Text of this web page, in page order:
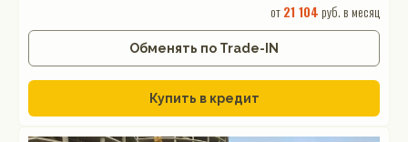
от21 104 руб. в месяц
Обменять по Trade-IN
Купить в кредит